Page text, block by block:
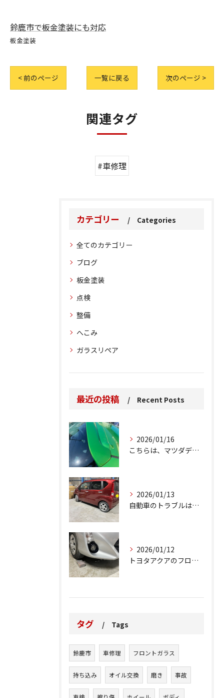
鈴鹿市で板金塗装にも対応
板金塗装
< 前のページ 一覧に戻る 次のページ >
関連タグ
#車修理
カテゴリー Categories
全てのカテゴリー
ブログ
板金塗装
点検
整備
へこみ
ガラスリペア
最近の投稿 Recent Posts
2026/01/16
こちらは、マツダデミオのゲートのルーフスポイラーで、経年劣化...
2026/01/13
自動車のトラブルは、日常生活において避けられない出来事の一つ...
2026/01/12
トヨタアクアのフロントバンパーの右下側を縁石にぶつけてできた...
タグ Tags
鈴鹿市 車修理 フロントガラス
持ち込み オイル交換 磨き 事故